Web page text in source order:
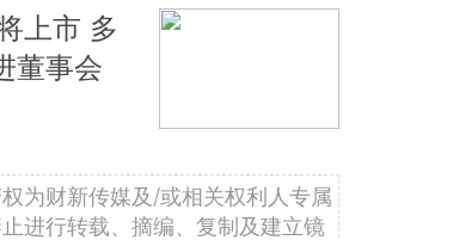
上市 多
董事会
为财新传媒及/或相关权利人专属
进行转载、摘编、复制及建立镜